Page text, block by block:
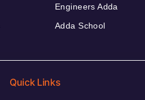
Engineers Adda
Adda School
Quick Links